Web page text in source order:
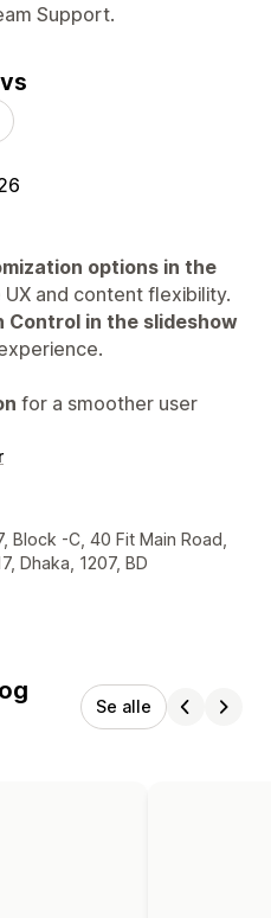
Support.
options in the
and content flexibility.
Control in the slideshow
for a smoother user
Block -C, 40 Fit Main Road,
Dhaka, 1207, BD
Se alle